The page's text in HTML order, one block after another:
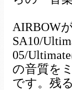
AIRBOW
SA10/
05/
の音質を
です。残